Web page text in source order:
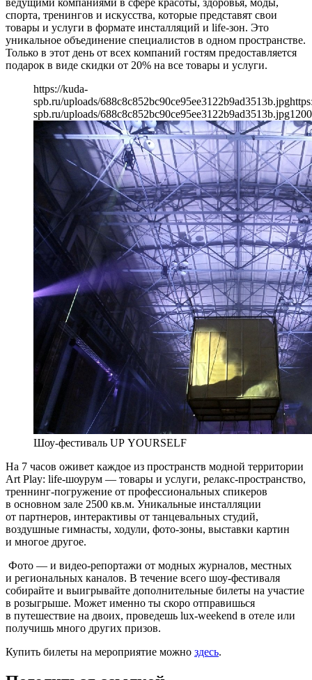
ведущими компаниями в сфере красоты, здоровья, моды,
спорта, тренингов и искусства, которые представят свои
товары и услуги в формате инсталляций и life-зон. Это
уникальное объединение специалистов в одном пространстве.
Только в этот день от всех компаний гостям предоставляется
подарок в виде скидки от 20% на все товары и услуги.
https://kuda-
spb.ru/uploads/688c8c852bc90ce95ee3122b9ad3513b.jpg
spb.ru/uploads/688c8c852bc90ce95ee3122b9ad3513b.jpg1200
Шоу-фестиваль UP YOURSELF
На 7 часов оживет каждое из пространств модной территории
Art Play: life-шоурум — товары и услуги, релакс-пространство,
треннинг-погружение от профессиональных спикеров
в основном зале 2500 кв.м. Уникальные инсталляции
от партнеров, интерактивы от танцевальных студий,
воздушные гимнасты, ходули, фото-зоны, выставки картин
и многое другое.
Фото — и видео-репортажи от модных журналов, местных
и региональных каналов. В течение всего шоу-фестиваля
собирайте и выигрывайте дополнительные билеты на участие
в розыгрыше. Может именно ты скоро отправишься
в путешествие на двоих, проведешь lux-weekend в отеле или
получишь много других призов.
Купить билеты на мероприятие можно здесь.